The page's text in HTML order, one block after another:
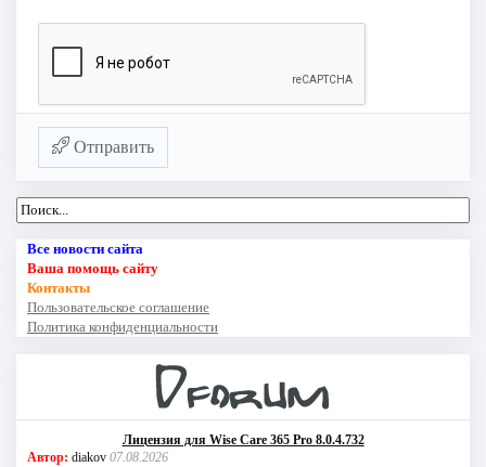
Отправить
Все новости сайта
Ваша помощь сайту
Контакты
Пользовательское соглашение
Политика конфиденциальности
Лицензия для Wise Care 365 Pro 8.0.4.732
Автор: diakov 07.08.2026